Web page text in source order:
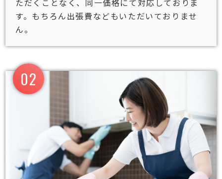
ただくことなく、同一価格にて対応しておりま
す。もちろん出張費などもいただいておりませ
ん。
02